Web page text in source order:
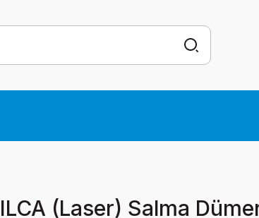
ILCA (Laser) Salma